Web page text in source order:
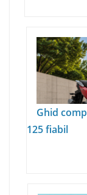
Ghid
125 fiabil